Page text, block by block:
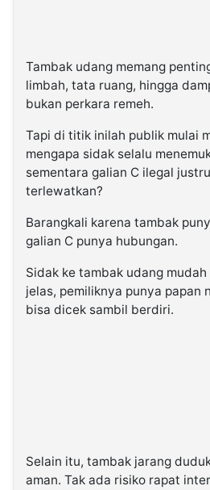
Tambak udang memang
limbah, tata ruang, hingga
bukan perkara remeh.
Tapi di titik inilah publik mulai
mengapa sidak selalu
sementara galian C ilegal
terlewatkan?
Barangkali karena tambak
galian C punya hubungan.
Sidak ke tambak udang
jelas, pemiliknya punya papan
bisa dicek sambil berdiri.
Selain itu, tambak jarang
aman. Tak ada risiko rapat